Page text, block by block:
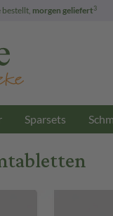
bestellt, morgen geliefert3
Sparsets